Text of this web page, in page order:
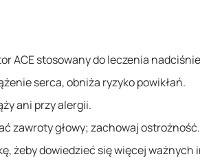
ACE stosowany do leczenia
serca, obniża ryzyko powikłań.
ani przy alergii.
zawroty głowy; zachowaj ostrożność.
żeby dowiedzieć się więcej ważnych